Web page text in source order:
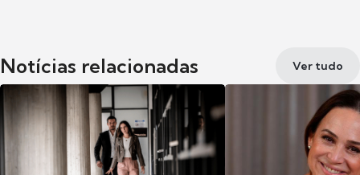
Notícias relacionadas Ver tudo